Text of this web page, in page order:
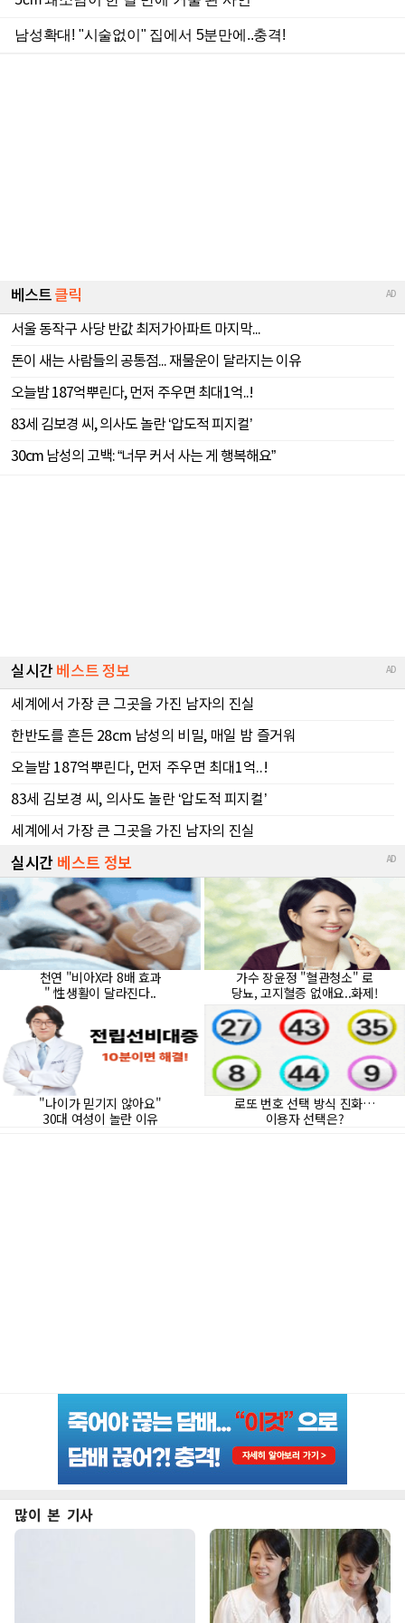
많이 본 기사